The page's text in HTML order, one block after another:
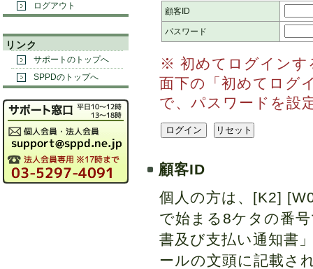
顧客ID
パスワード
※ 初めてログインす
面下の「初めてログ
で、パスワードを設
顧客ID
個人の方は、[K2]
で始まる8ケタの番
書及び支払い通知書
ールの文頭に記載さ
ログアウト
リンク
サポートのトップへ
SPPDのトップへ